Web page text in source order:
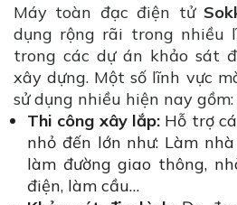
Máy toàn đạc điện tử
dụng rộng rãi trong nhiều
trong các dự án khảo sát
xây dựng. Một số lĩnh vực
sử dụng nhiều hiện nay gồm:
Thi công xây lắp: Hỗ trợ
nhỏ đến lớn như: Làm
làm đường giao thông,
điện, làm cầu…